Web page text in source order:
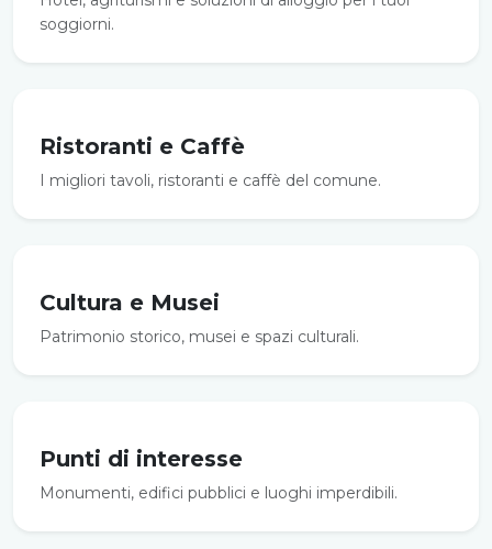
soggiorni.
Ristoranti e Caffè
I migliori tavoli, ristoranti e caffè del comune.
Cultura e Musei
Patrimonio storico, musei e spazi culturali.
Punti di interesse
Monumenti, edifici pubblici e luoghi imperdibili.